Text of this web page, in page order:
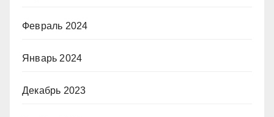
Февраль 2024
Январь 2024
Декабрь 2023